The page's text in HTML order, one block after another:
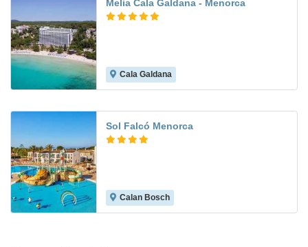
Melia Cala Galdana - Menorca
Cala Galdana
Sol Falcó Menorca
Calan Bosch